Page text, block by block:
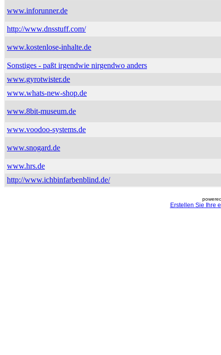
www.inforunner.de
http://www.dnsstuff.com/
www.kostenlose-inhalte.de
Sonstiges - paßt irgendwie nirgendwo anders
www.gyrotwister.de
www.whats-new-shop.de
www.8bit-museum.de
www.voodoo-systems.de
www.snogard.de
www.hrs.de
http://www.ichbinfarbenblind.de/
Erstellen Sie Ihre